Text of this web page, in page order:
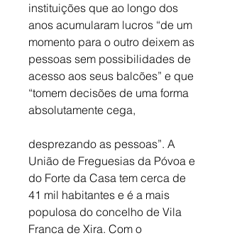
instituições que ao longo dos
anos acumularam lucros “de um
momento para o outro deixem as
pessoas sem possibilidades de
acesso aos seus balcões” e que
“tomem decisões de uma forma
absolutamente cega,
desprezando as pessoas”. A
União de Freguesias da Póvoa e
do Forte da Casa tem cerca de
41 mil habitantes e é a mais
populosa do concelho de Vila
Franca de Xira. Com o